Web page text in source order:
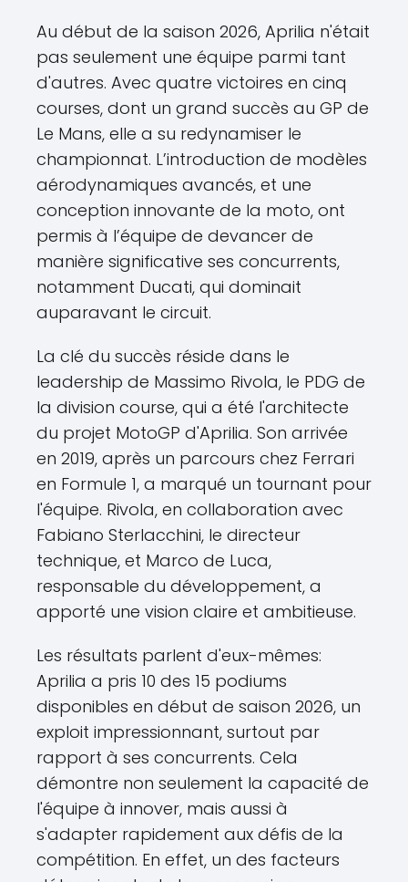
Au début de la saison 2026, Aprilia n'était
pas seulement une équipe parmi tant
d'autres. Avec quatre victoires en cinq
courses, dont un grand succès au GP de
Le Mans, elle a su redynamiser le
championnat. L’introduction de modèles
aérodynamiques avancés, et une
conception innovante de la moto, ont
permis à l’équipe de devancer de
manière significative ses concurrents,
notamment Ducati, qui dominait
auparavant le circuit.
La clé du succès réside dans le
leadership de Massimo Rivola, le PDG de
la division course, qui a été l'architecte
du projet MotoGP d'Aprilia. Son arrivée
en 2019, après un parcours chez Ferrari
en Formule 1, a marqué un tournant pour
l'équipe. Rivola, en collaboration avec
Fabiano Sterlacchini, le directeur
technique, et Marco de Luca,
responsable du développement, a
apporté une vision claire et ambitieuse.
Les résultats parlent d'eux-mêmes:
Aprilia a pris 10 des 15 podiums
disponibles en début de saison 2026, un
exploit impressionnant, surtout par
rapport à ses concurrents. Cela
démontre non seulement la capacité de
l'équipe à innover, mais aussi à
s'adapter rapidement aux défis de la
compétition. En effet, un des facteurs